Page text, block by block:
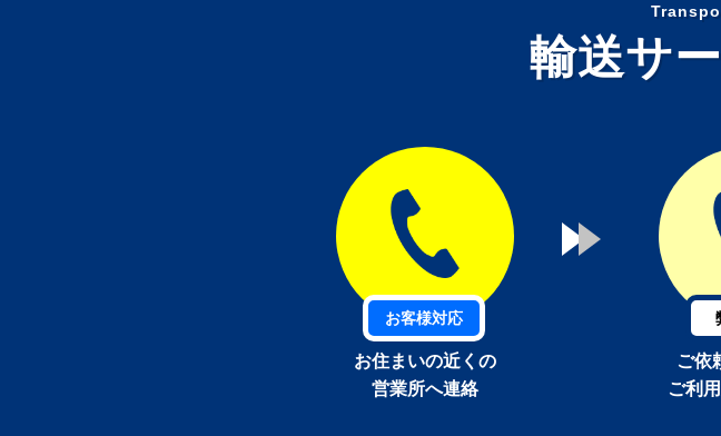
輸送サ
お客様対応
お住まいの近くの
営業所へ連絡
ご依
ご利